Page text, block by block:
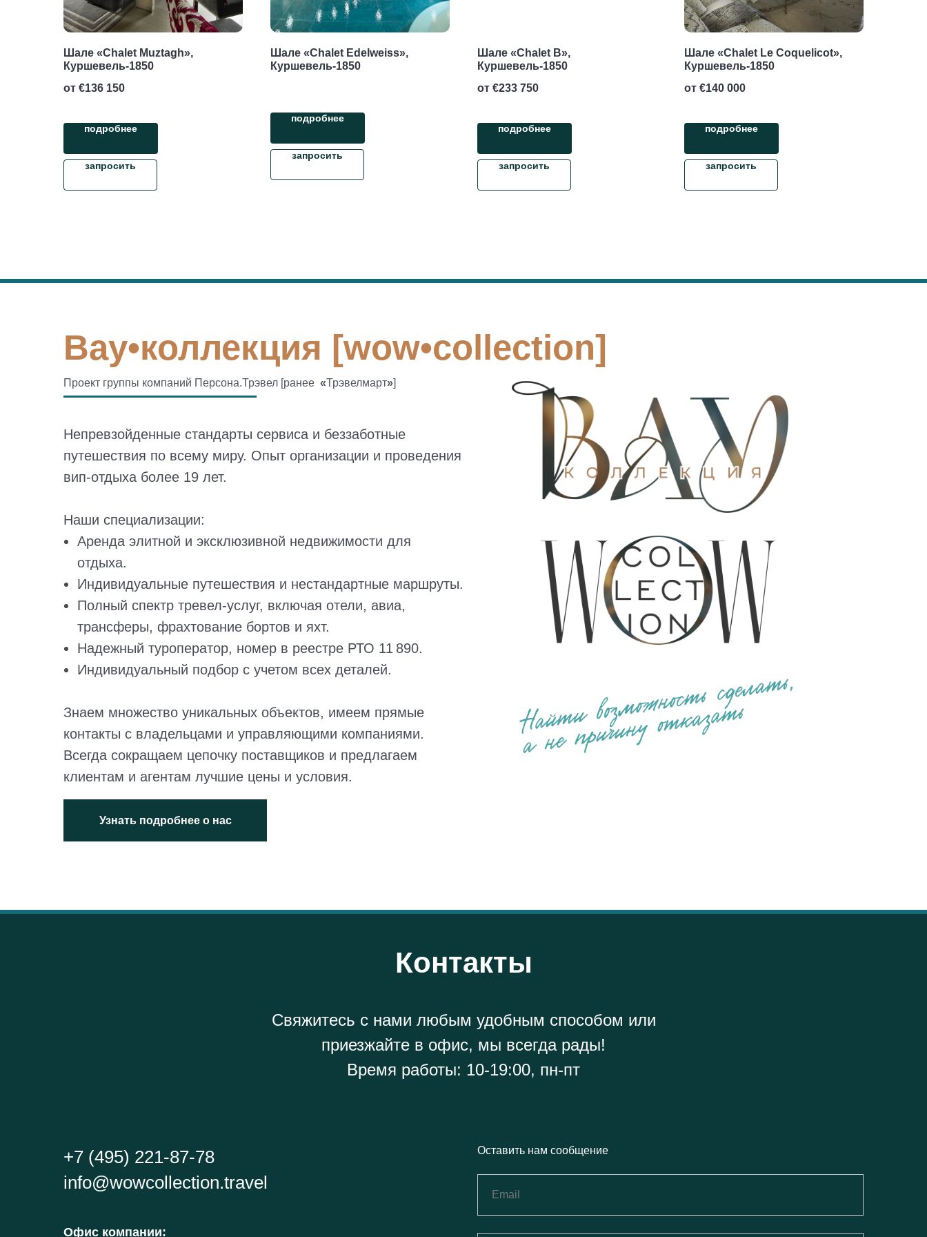
Шале «Chalet Muztagh»,
Куршевель-1850
от €136 150
подробнее
запросить
Шале «Chalet Edelweiss»,
Куршевель-1850
подробнее
запросить
Шале «Chalet B»,
Куршевель-1850
от €233 750
подробнее
запросить
Шале «Chalet Le Coquelicot»,
Куршевель-1850
от €140 000
подробнее
запросить
Вау•коллекция [wow•collection]
Проект группы компаний Персона.Трэвел [ранее «Трэвелмарт»]
Непревзойденные стандарты сервиса и беззаботные
путешествия по всему миру. Опыт организации и проведения
вип-отдыха более 19 лет.
Наши специализации:
Аренда элитной и эксклюзивной недвижимости для
отдыха.
Индивидуальные путешествия и нестандартные маршруты.
Полный спектр тревел-услуг, включая отели, авиа,
трансферы, фрахтование бортов и яхт.
Надежный туроператор, номер в реестре РТО 11 890.
Индивидуальный подбор с учетом всех деталей.
Знаем множество уникальных объектов, имеем прямые
контакты с владельцами и управляющими компаниями.
Всегда сокращаем цепочку поставщиков и предлагаем
клиентам и агентам лучшие цены и условия.
Узнать подробнее о нас
Контакты
Свяжитесь с нами любым удобным способом или
приезжайте в офис, мы всегда рады!
Время работы: 10-19:00, пн-пт
+7 (495) 221-87-78
info@wowcollection.travel
Офис компании:
Оставить нам сообщение